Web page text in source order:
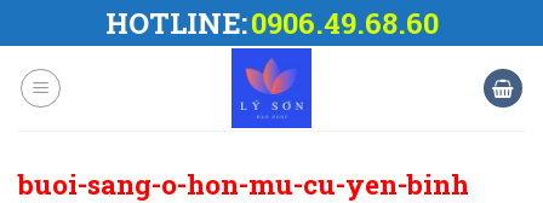
to
content
HOTLINE:0906.49.68.60
buoi-sang-o-hon-mu-cu-yen-binh